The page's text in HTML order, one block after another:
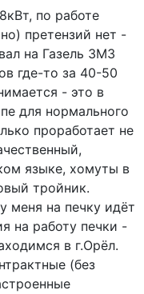
по работе
претензий нет -
на Газель ЗМЗ
где-то за 40-50
- это в
для нормального
проработает не
языке, хомуты в
тройник.
меня на печку идёт
на работу печки -
в г.Орёл.
(без